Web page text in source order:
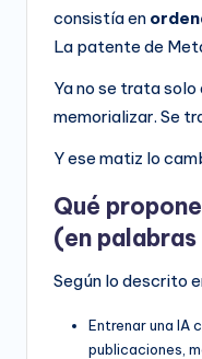
consistía en
La patente de
Ya no se trata
memorializar. Se
Y ese matiz lo
Qué
(en
Según lo descrito
Entrenar una IA
publicaciones,